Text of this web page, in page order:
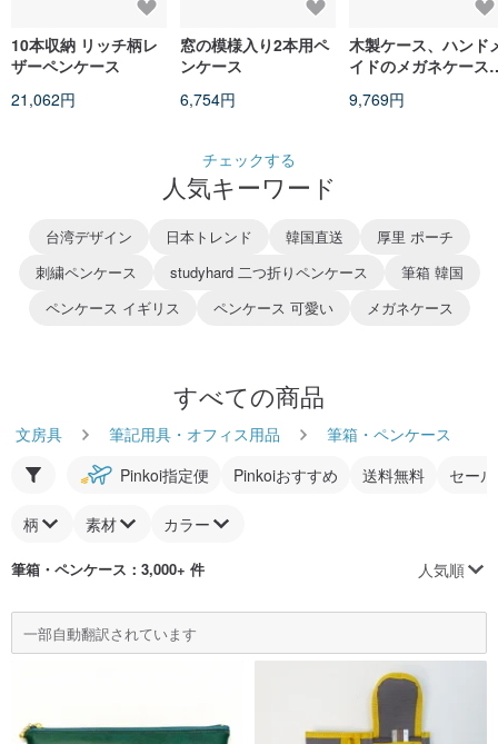
10本収納 リッチ柄レ
ザーペンケース
21,062円
窓の模様入り2本用ペ
ンケース
6,754円
木製ケース、ハンド
イドのメガネケース
ペンケース
9,769円
チェックする
人気キーワード
台湾デザイン 日本トレンド 韓国直送
厚里 ポーチ
刺繍ペンケース
studyhard 二つ折りペンケース
筆箱 韓国
ペンケース イギリス
ペンケース 可愛い メガネケース
すべての商品
文房具 筆記用具・オフィス用品
筆箱・ペンケース
Pinkoi指定便
Pinkoiおすすめ 送料無料 セー
柄 素材 カラー
筆箱・ペンケース ：3,000+ 件 人気順
一部自動翻訳されています